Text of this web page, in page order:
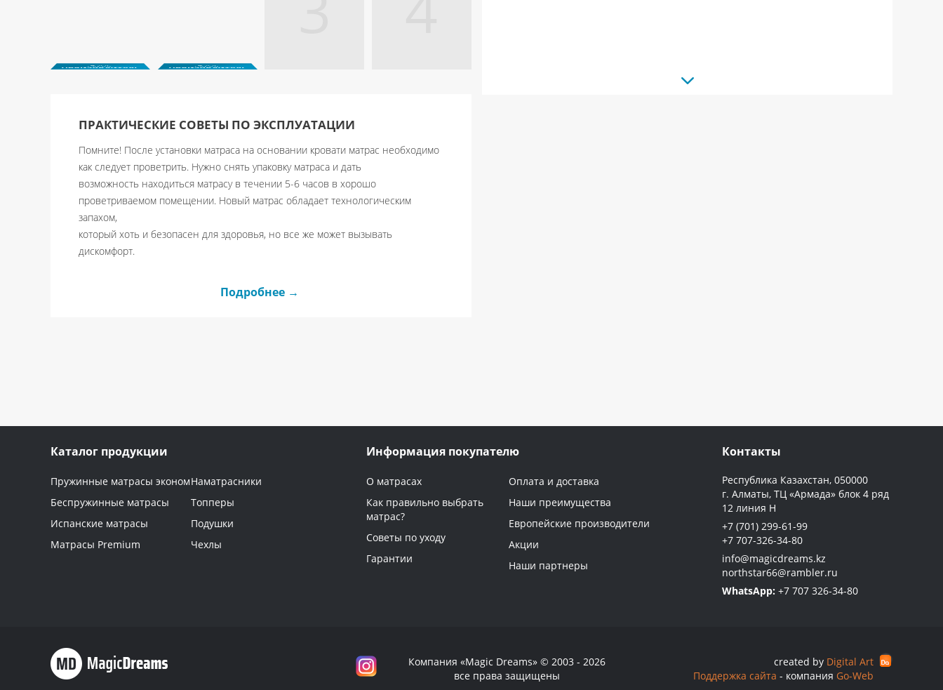
ПРАКТИЧЕСКИЕ CОВЕТЫ ПО ЭКСПЛУАТАЦИИ
Помните! После установки матраса на основании кровати матрас необходимо
как следует проветрить. Нужно снять упаковку матраса и дать
возможность находиться матрасу в течении 5-6 часов в хорошо
проветриваемом помещении. Новый матрас обладает технологическим
запахом,
который хоть и безопасен для здоровья, но все же может вызывать
дискомфорт.
Подробнее →
Каталог продукции
Пружинные матрасы эконом
Беспружинные матрасы
Испанские матрасы
Матрасы Premium
Наматрасники
Топперы
Подушки
Чехлы
Информация покупателю
О матрасах
Как правильно выбрать
матрас?
Советы по уходу
Гарантии
Оплата и доставка
Наши преимущества
Европейские производители
Акции
Наши партнеры
Контакты
Республика Казахстан, 050000
г. Алматы, ТЦ «Армада» блок 4 ряд
12 линия Н
+7 (701) 299-61-99‬
‪+7 707-326-34-80‬
info@magicdreams.kz
northstar66@rambler.ru
WhatsApp: +7 707 326-34-80
Компания «Magic Dreams» © 2003 - 2026
все права защищены
created by Digital Art
Поддержка сайта - компания Go-Web